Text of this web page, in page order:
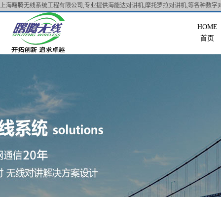
上海曙腾无线系统工程有限公司,专业提供海能达对讲机,摩托罗拉对讲机,等各种数字
首页